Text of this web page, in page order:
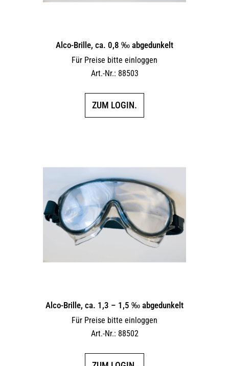
Alco-Brille, ca. 0,8 ‰ abgedunkelt
Für Preise bitte einloggen
Art.-Nr.: 88503
ZUM LOGIN.
Alco-Brille, ca. 1,3 – 1,5 ‰ abgedunkelt
Für Preise bitte einloggen
Art.-Nr.: 88502